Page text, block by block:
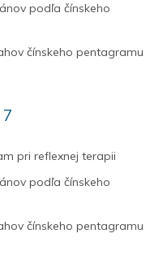
podľa čínskeho
čínskeho pentagramu
pri reflexnej terapii
podľa čínskeho
čínskeho pentagramu